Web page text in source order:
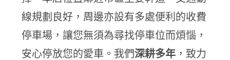
線規劃良好，周邊亦設有多處便利的收費
停車場，讓您無須為尋找停車位而煩惱，
安心停放您的愛車。我們深耕多年 ，致力